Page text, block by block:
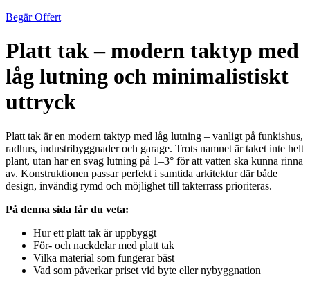
Begär Offert
Platt tak – modern taktyp med
låg lutning och minimalistiskt
uttryck
Platt tak är en modern taktyp med låg lutning – vanligt på funkishus,
radhus, industribyggnader och garage. Trots namnet är taket inte helt
plant, utan har en svag lutning på 1–3° för att vatten ska kunna rinna
av. Konstruktionen passar perfekt i samtida arkitektur där både
design, invändig rymd och möjlighet till takterrass prioriteras.
På denna sida får du veta:
Hur ett platt tak är uppbyggt
För- och nackdelar med platt tak
Vilka material som fungerar bäst
Vad som påverkar priset vid byte eller nybyggnation